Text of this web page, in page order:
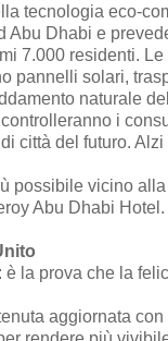
tecnologia eco-
Abu Dhabi e
7.000 residenti.
pannelli solari,
naturale
i
città del futuro.
possibile vicino
Abu Dhabi Hotel.
la prova che la
aggiornata